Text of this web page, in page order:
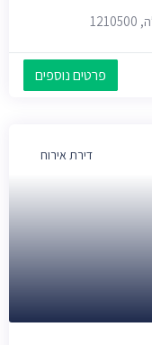
פרטים נוספים
דירת אירוח